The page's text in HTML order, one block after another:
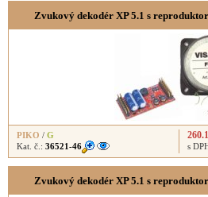
Zvukový dekodér XP 5.1 s
PIKO / G
Kat. č.: 36521-46 s
Zvukový dekodér XP 5.1 s